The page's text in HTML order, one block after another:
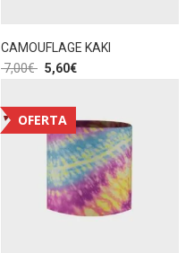
CAMOUFLAGE KAKI
7,00€ 5,60€
OFERTA